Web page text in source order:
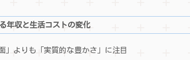
年収と生活コストの変化
」よりも「実質的な豊かさ」に注目